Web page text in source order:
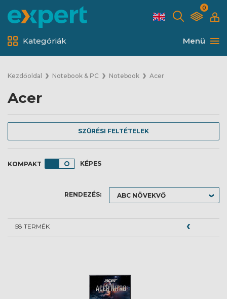
0
Menü
Kategóriák
Kezdőoldal Notebook & PC Notebook Acer
Acer
SZŰRÉSI FELTÉTELEK
KÉPES
RENDEZÉS:
58 TERMÉK